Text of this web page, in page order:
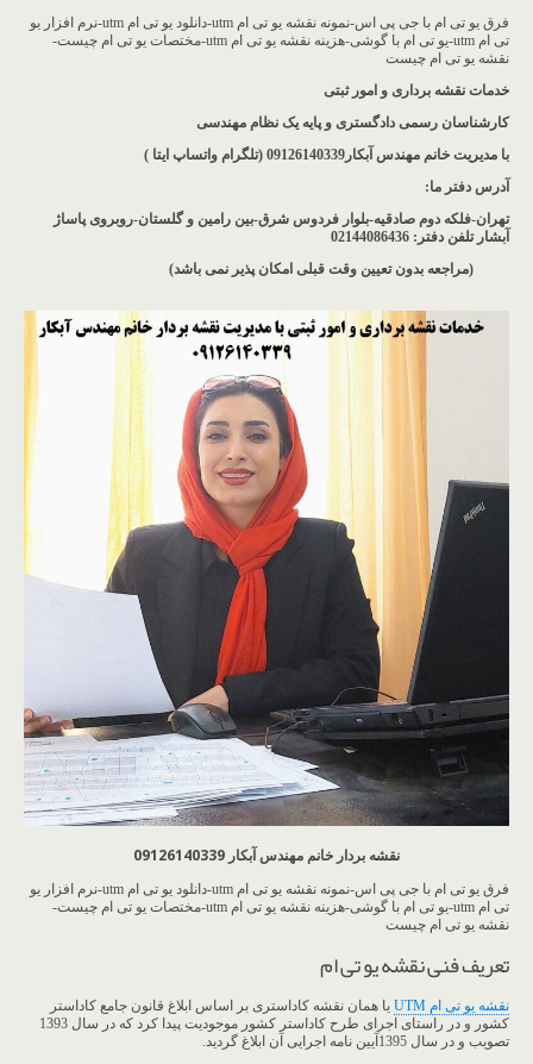
فرق یو تی ام با جی پی اس-نمونه نقشه یو تی ام utm-دانلود یو تی ام utm-نرم افزار یو
تی ام utm-یو تی ام با گوشی-هزینه نقشه یو تی ام utm-مختصات یو تی ام چیست-
نقشه یو تی ام چیست
خدمات نقشه برداری و امور ثبتی
کارشناسان رسمی دادگستری و پایه یک نظام مهندسی
با مدیریت خانم مهندس آبکار09126140339 (تلگرام واتساپ ایتا )
آدرس دفتر ما:
تهران-فلکه دوم صادقیه-بلوار فردوس شرق-بین رامین و گلستان-روبروی پاساژ
آبشار تلفن دفتر: 02144086436
(مراجعه بدون تعیین وقت قبلی امکان پذیر نمی باشد)
نقشه بردار خانم مهندس آبکار 09126140339
فرق یو تی ام با جی پی اس-نمونه نقشه یو تی ام utm-دانلود یو تی ام utm-نرم افزار یو
تی ام utm-یو تی ام با گوشی-هزینه نقشه یو تی ام utm-مختصات یو تی ام چیست-
نقشه یو تی ام چیست
تعریف فنی نقشه یو تی ام
نقشه یو تی ام UTM
یا همان نقشه کاداستری بر اساس ابلاغ قانون جامع کاداستر
کشور و در راستای اجرای طرح کاداستر کشور موجودیت پیدا کرد که در سال 1393
تصویب و در سال 1395آیین نامه اجرایی آن ابلاغ گردید.